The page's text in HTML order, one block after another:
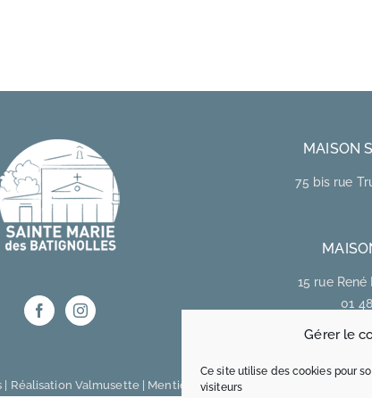
Gérer le
Ce site utilise des cookies pour
visiteurs
MAISON
75 bis rue
15 rue René
01
| Réalisation Valmusette| Mentions légales / Gestion des cookies